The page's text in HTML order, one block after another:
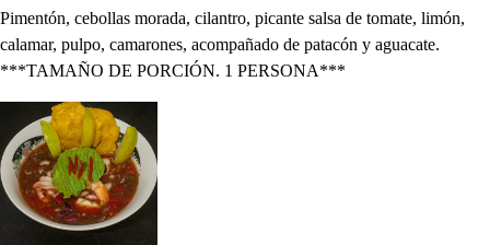
Pimentón, cebollas morada, cilantro, picante salsa de tomate, limón,
calamar, pulpo, camarones, acompañado de patacón y aguacate.
***TAMAÑO DE PORCIÓN. 1 PERSONA***